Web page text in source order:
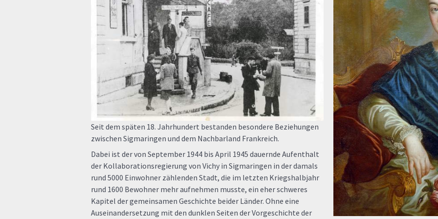
Seit dem späten 18. Jahrhundert bestanden besondere Beziehungen
zwischen Sigmaringen und dem Nachbarland Frankreich.
Dabei ist der von September 1944 bis April 1945 dauernde Aufenthalt
der Kollaborationsregierung von Vichy in Sigmaringen in der damals
rund 5000 Einwohner zählenden Stadt, die im letzten Kriegshalbjahr
rund 1600 Bewohner mehr aufnehmen musste, ein eher schweres
Kapitel der gemeinsamen Geschichte beider Länder. Ohne eine
Auseinandersetzung mit den dunklen Seiten der Vorgeschichte der